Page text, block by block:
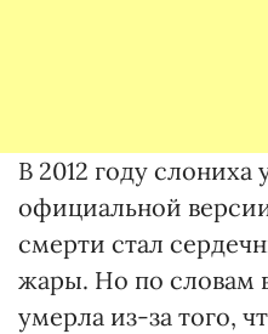
В 2012 году слониха
официальной
смерти стал
жары. Но по словам
умерла из-за того,